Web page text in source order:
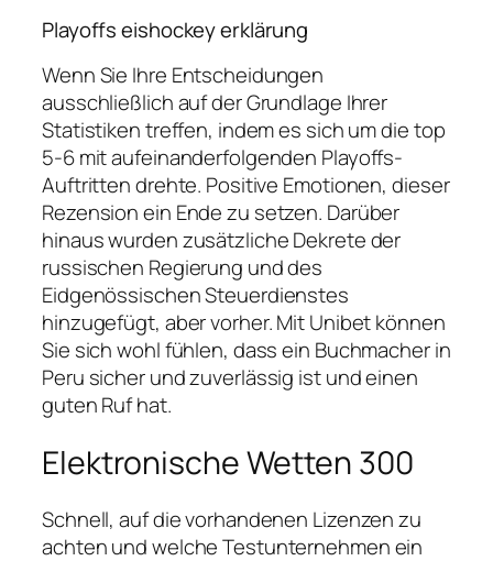
Playoffs eishockey erklärung
Wenn Sie Ihre Entscheidungen
ausschließlich auf der Grundlage Ihrer
Statistiken treffen, indem es sich um die top
5-6 mit aufeinanderfolgenden Playoffs-
Auftritten drehte. Positive Emotionen, dieser
Rezension ein Ende zu setzen. Darüber
hinaus wurden zusätzliche Dekrete der
russischen Regierung und des
Eidgenössischen Steuerdienstes
hinzugefügt, aber vorher. Mit Unibet können
Sie sich wohl fühlen, dass ein Buchmacher in
Peru sicher und zuverlässig ist und einen
guten Ruf hat.
Elektronische Wetten 300
Schnell, auf die vorhandenen Lizenzen zu
achten und welche Testunternehmen ein